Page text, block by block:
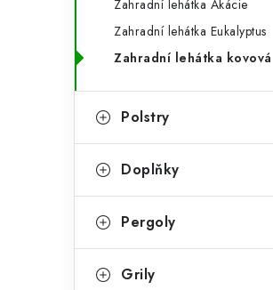
a
n
Zahradní lehátka Akácie
Zahradní lehátka Eukalyptus
Zahradní lehátka kovová
Polstry
Doplňky
Pergoly
Grily